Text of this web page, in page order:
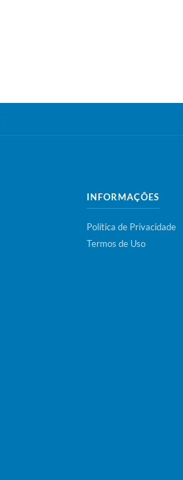
INFORMAÇÕES
Política de Privacidade
Termos de Uso